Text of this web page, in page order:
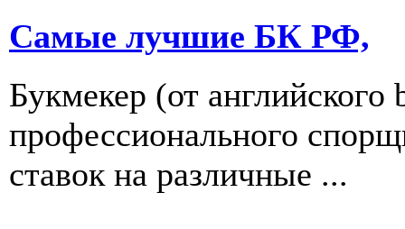
Самые лучшие БК РФ,
Букмекер (от
профессионального
ставок на различные ...